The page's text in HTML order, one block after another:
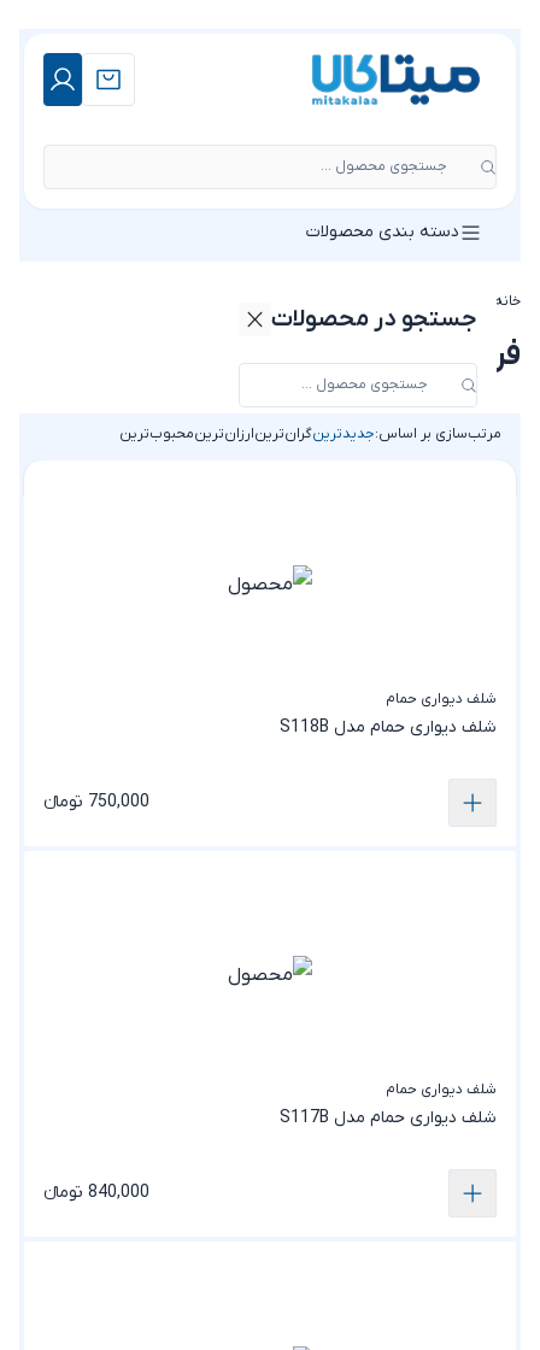
جستجوی محصول ...
جستجو در محصولات
دسته بندی محصولات
خانه
فروشگاه
مرتب‌سازی بر اساس:جدیدترینگران‌ترینارزان‌ترینمحبوب‌ترین
شلف دیواری حمام
شلف دیواری حمام مدل S118B
750,000 تومانء
شلف دیواری حمام
شلف دیواری حمام مدل S117B
840,000 تومانء